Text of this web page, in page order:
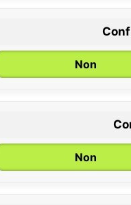
Non
Non